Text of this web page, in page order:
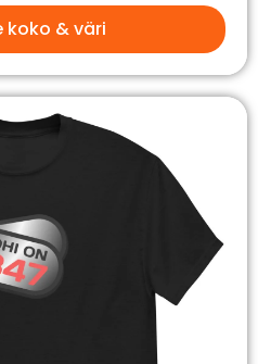
koko & väri